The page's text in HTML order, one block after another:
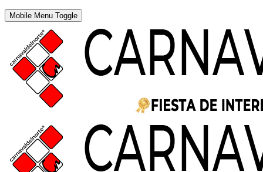
Mobile Menu Toggle